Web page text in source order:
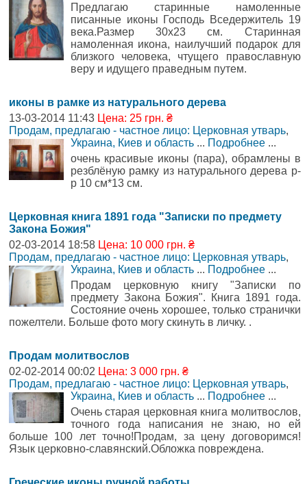
Предлагаю старинные намоленные
писанные иконы Господь Вседержитель 19
века.Размер 30х23 см. Старинная
намоленная икона, наилучший подарок для
близкого человека, чтущего православную
веру и идущего праведным путем.
иконы в рамке из натурального дерева
13-03-2014 11:43 Цена: 25 грн. ₴
Продам, предлагаю - частное лицо: Церковная утварь,
Украина, Киев и область ... Подробнее ...
очень красивые иконы (пара), обрамлены в
резблёную рамку из натурального дерева р-
р 10 см*13 см.
Церковная книга 1891 года "Записки по предмету
Закона Божия"
02-03-2014 18:58 Цена: 10 000 грн. ₴
Продам, предлагаю - частное лицо: Церковная утварь,
Украина, Киев и область ... Подробнее ...
Продам церковную книгу "Записки по
предмету Закона Божия". Книга 1891 года.
Состояние очень хорошее, только странички
пожелтели. Больше фото могу скинуть в личку. .
Продам молитвослов
02-02-2014 00:02 Цена: 3 000 грн. ₴
Продам, предлагаю - частное лицо: Церковная утварь,
Украина, Киев и область ... Подробнее ...
Очень старая церковная книга молитвослов,
точного года написания не знаю, но ей
больше 100 лет точно!Продам, за цену договоримся!
Язык церковно-славянский.Обложка повреждена.